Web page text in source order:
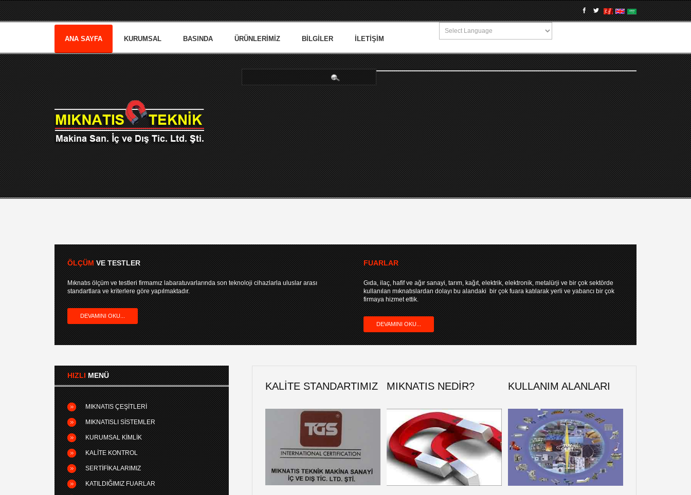
ANA SAYFA KURUMSAL BASINDA ÜRÜNLERIMIZ BILGILER İLETIŞIM
arama...
ÖLÇÜMVE TESTLER
Mıknatıs ölçüm ve testleri firmamız labaratuvarlarında son teknoloji cihazlarla uluslar arası
standartlara ve kriterlere göre yapılmaktadır.
DEVAMINI OKU...
FUARLAR
Gıda, ilaç, hafif ve ağır sanayi, tarım, kağıt, elektrik, elektronik, metalürji ve bir çok sektörde
kullanılan mıknatıslardan dolayı bu alandaki bir çok fuara katılarak yerli ve yabancı bir çok
firmaya hizmet ettik.
DEVAMINI OKU...
HIZLIMENÜ
MIKNATIS ÇEŞITLERI
MIKNATISLI SISTEMLER
KURUMSAL KIMLIK
KALITE KONTROL
SERTIFIKALARIMIZ
KATILDIĞIMIZ FUARLAR
KALITE STANDARTIMIZ MIKNATIS NEDIR? KULLANIM ALANLARI